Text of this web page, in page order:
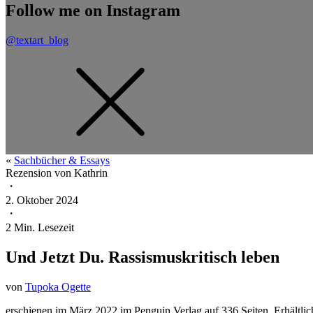
Follow me on Instagram
@textart_blog
« Sachbücher & Essays
Rezension von Kathrin
・
2. Oktober 2024
・
2 Min. Lesezeit
Und Jetzt Du. Rassismuskritisch leben
von Tupoka Ogette
erschienen im März 2022 im Penguin Verlag auf 336 Seiten.